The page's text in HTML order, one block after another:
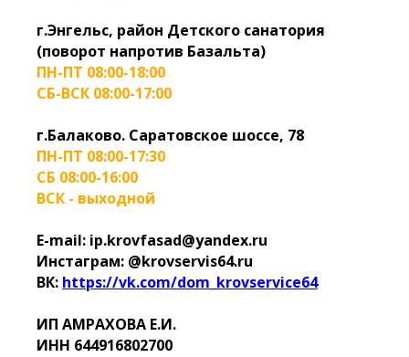
г.Энгельс, район Детского санатория
(поворот напротив Базальта)
ПН-ПТ 08:00-18:00
СБ-ВСК 08:00-17:00
г.Балаково. Саратовское шоссе, 78
ПН-ПТ 08:00-17:30
СБ 08:00-16:00
ВСК - выходной
E-mail: ip.krovfasad@yandex.ru
Инстаграм: @krovservis64.ru
ВК: https://vk.com/dom_krovservice64
ИП АМРАХОВА Е.И.
ИНН 644916802700